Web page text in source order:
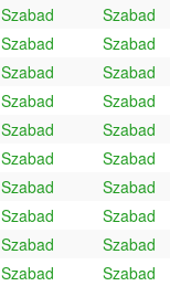
Szabad
Szabad
Szabad
Szabad
Szabad
Szabad
Szabad
Szabad
Szabad
Szabad
Szabad
Szabad
Szabad
Szabad
Szabad
Szabad
Szabad
Szabad
Szabad
Szabad